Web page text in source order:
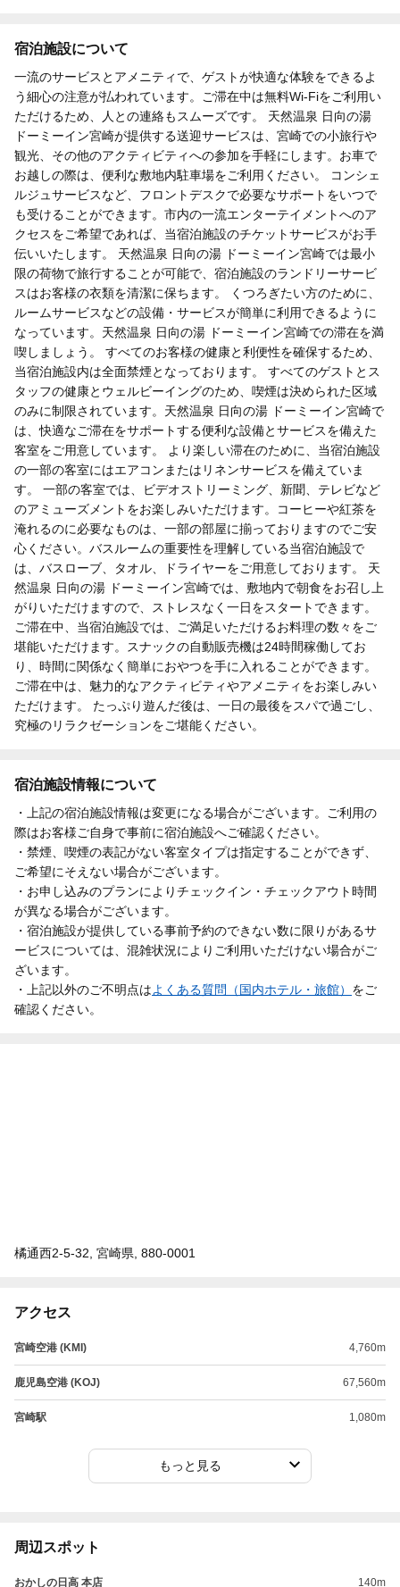
宿泊施設について
一流のサービスとアメニティで、ゲストが快適な体験をできるよ
う細心の注意が払われています。ご滞在中は無料Wi-Fiをご利用い
ただけるため、人との連絡もスムーズです。 天然温泉 日向の湯
ドーミーイン宮崎が提供する送迎サービスは、宮崎での小旅行や
観光、その他のアクティビティへの参加を手軽にします。お車で
お越しの際は、便利な敷地内駐車場をご利用ください。 コンシェ
ルジュサービスなど、フロントデスクで必要なサポートをいつで
も受けることができます。市内の一流エンターテイメントへのア
クセスをご希望であれば、当宿泊施設のチケットサービスがお手
伝いいたします。 天然温泉 日向の湯 ドーミーイン宮崎では最小
限の荷物で旅行することが可能で、宿泊施設のランドリーサービ
スはお客様の衣類を清潔に保ちます。 くつろぎたい方のために、
ルームサービスなどの設備・サービスが簡単に利用できるように
なっています。天然温泉 日向の湯 ドーミーイン宮崎での滞在を満
喫しましょう。 すべてのお客様の健康と利便性を確保するため、
当宿泊施設内は全面禁煙となっております。 すべてのゲストとス
タッフの健康とウェルビーイングのため、喫煙は決められた区域
のみに制限されています。天然温泉 日向の湯 ドーミーイン宮崎で
は、快適なご滞在をサポートする便利な設備とサービスを備えた
客室をご用意しています。 より楽しい滞在のために、当宿泊施設
の一部の客室にはエアコンまたはリネンサービスを備えていま
す。 一部の客室では、ビデオストリーミング、新聞、テレビなど
のアミューズメントをお楽しみいただけます。コーヒーや紅茶を
淹れるのに必要なものは、一部の部屋に揃っておりますのでご安
心ください。バスルームの重要性を理解している当宿泊施設で
は、バスローブ、タオル、ドライヤーをご用意しております。 天
然温泉 日向の湯 ドーミーイン宮崎では、敷地内で朝食をお召し上
がりいただけますので、ストレスなく一日をスタートできます。
ご滞在中、当宿泊施設では、ご満足いただけるお料理の数々をご
堪能いただけます。スナックの自動販売機は24時間稼働してお
り、時間に関係なく簡単におやつを手に入れることができます。
ご滞在中は、魅力的なアクティビティやアメニティをお楽しみい
ただけます。 たっぷり遊んだ後は、一日の最後をスパで過ごし、
究極のリラクゼーションをご堪能ください。
宿泊施設情報について
・上記の宿泊施設情報は変更になる場合がございます。ご利用の
際はお客様ご自身で事前に宿泊施設へご確認ください。
・禁煙、喫煙の表記がない客室タイプは指定することができず、
ご希望にそえない場合がございます。
・お申し込みのプランによりチェックイン・チェックアウト時間
が異なる場合がございます。
・宿泊施設が提供している事前予約のできない数に限りがあるサ
ービスについては、混雑状況によりご利用いただけない場合がご
ざいます。
・上記以外のご不明点はよくある質問（国内ホテル・旅館） をご
確認ください。
橘通西2-5-32, 宮崎県, 880-0001
アクセス
宮崎空港 (KMI) 4,760m
鹿児島空港 (KOJ) 67,560m
宮崎駅 1,080m
もっと見る
周辺スポット
おかしの日高 本店 140m